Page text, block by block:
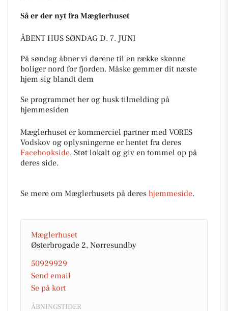
Så er der nyt fra Mæglerhuset
ÅBENT HUS SØNDAG D. 7. JUNI
På søndag åbner vi dørene til en række skønne
boliger nord for fjorden. Måske gemmer dit næste
hjem sig blandt dem
Se programmet her og husk tilmelding på
hjemmesiden
Mæglerhuset er kommerciel partner med VORES
Vodskov og oplysningerne er hentet fra deres
Facebookside. Støt lokalt og giv en tommel op på
deres side.
Se mere om Mæglerhusets på deres hjemmeside.
Mæglerhuset
Østerbrogade 2, Nørresundby
50929929
Send email
Se på kort
ÅBNINGSTIDER